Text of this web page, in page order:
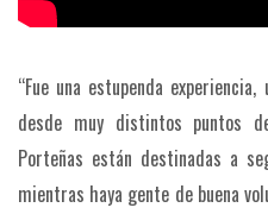
“Fue una estupenda
desde muy distintos puntos
Porteñas están destinadas a
mientras haya gente de buena